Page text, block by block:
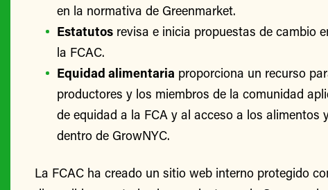
en la normativa de Greenmarket.
Estatutos revisa e inicia propuestas de cambio
la FCAC.
Equidad alimentaria proporciona un recurso
productores y los miembros de la comunidad
de equidad a la FCA y al acceso a los alimentos
dentro de GrowNYC.
La FCAC ha creado un sitio web interno protegido